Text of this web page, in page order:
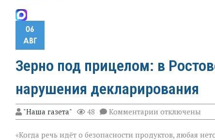
06
АВГ
Зерно под прицелом: в
нарушения декларирования
"Наша газета" 48 Комментарии к
записи
под
отключены
«Когда речь идёт о безопасности продуктов, любая